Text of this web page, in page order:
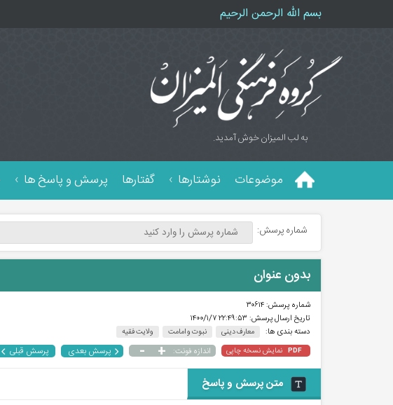
بسم الله الرحمن الرحیم
به لب المیزان خوش آمدید.
موضوعات نوشتارها گفتارها پرسش و پاسخ ها
شماره پرسش:
بدون عنوان
شماره پرسش:۳۰۶۱۴
تاریخ ارسال پرسش: ۲۲:۴۹:۵۳ ۱۴۰۰/۱/۷
دسته بندی ها:
معارف دینی نبوت و امامت ولایت فقیه
PDF نمایش نسخه چاپی اندازه فونت: +
- پرسش بعدی پرسش قبلی
متن پرسش و پاسخ